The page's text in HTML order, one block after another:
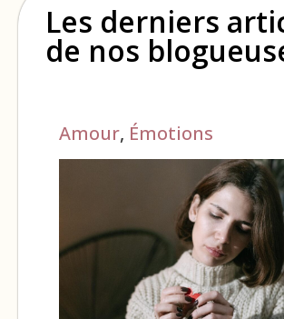
Les derniers
de nos
Amour, Émotions